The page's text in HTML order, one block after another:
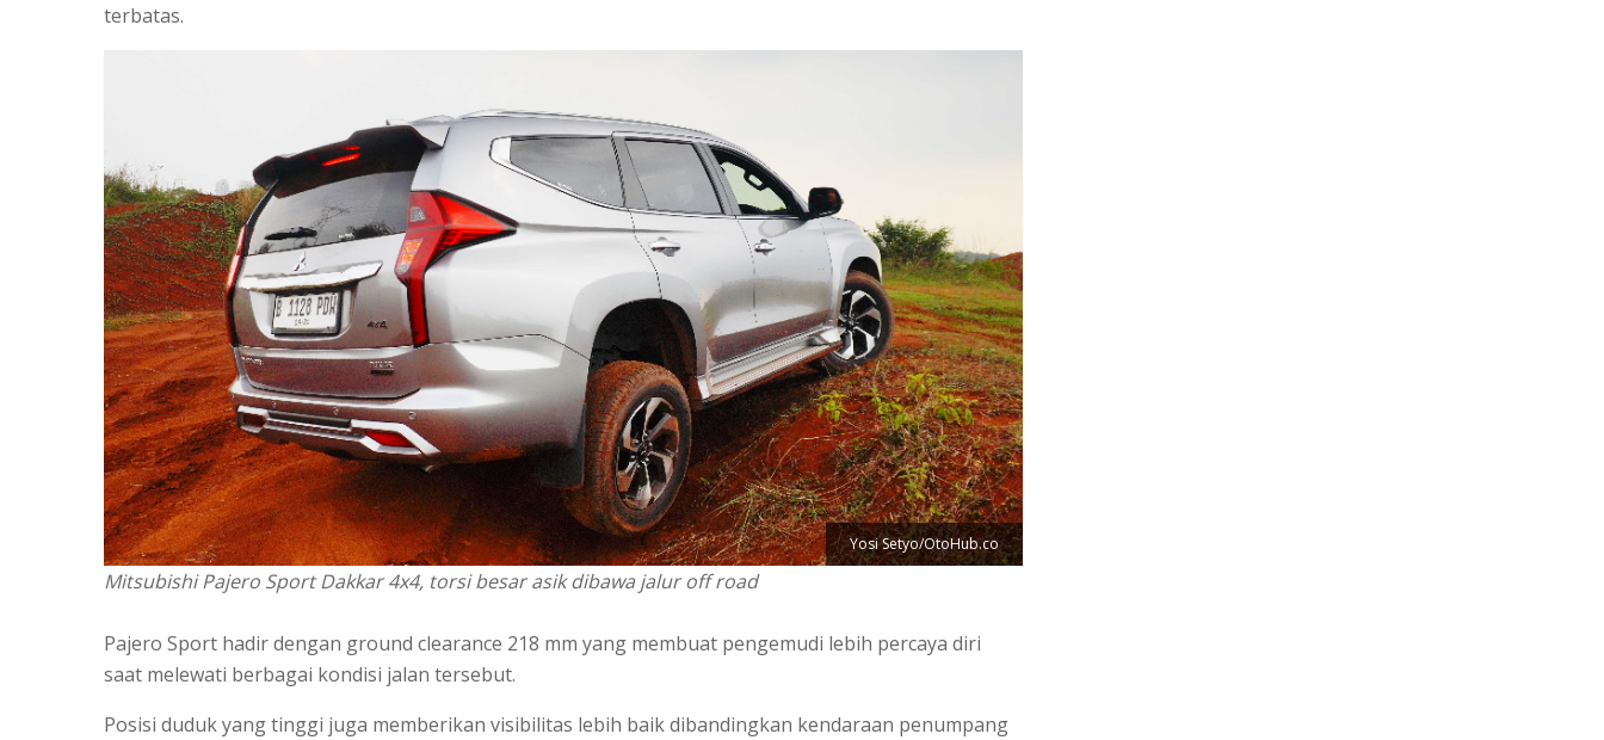
terbatas.
Yosi Setyo/OtoHub.co
Mitsubishi Pajero Sport Dakkar 4x4, torsi besar asik dibawa jalur off road
Pajero Sport hadir dengan ground clearance 218 mm yang membuat pengemudi lebih percaya diri
saat melewati berbagai kondisi jalan tersebut.
Posisi duduk yang tinggi juga memberikan visibilitas lebih baik dibandingkan kendaraan penumpang